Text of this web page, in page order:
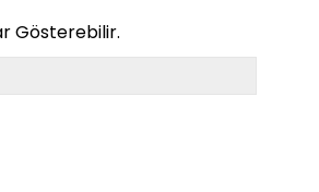
Gösterebilir.